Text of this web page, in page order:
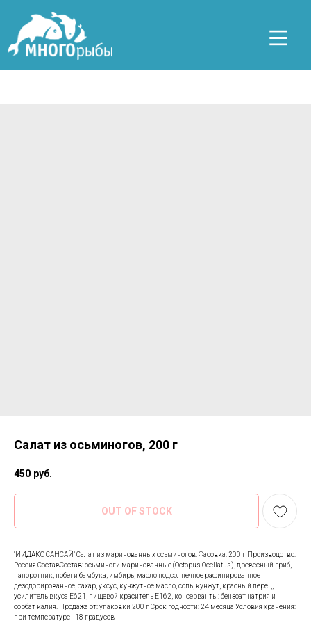
Салат из осьминогов, 200 г
450 руб.
OUT OF STOCK
"ИИДАКО САНСАЙ" Салат из маринованных осьминогов. Фасовка: 200 г Производство:
Россия СоставСостав: осьминоги маринованные (Octopus Ocellatus), древесный гриб,
папоротник, побеги бамбука, имбирь, масло подсолнечное рафинированное
дезодорированное, сахар, уксус, кунжутное масло, соль, кунжут, красный перец,
усилитель вкуса Е621, пищевой краситель Е162, консерванты: бензоат натрия и
сорбат калия. Продажа от: упаковки 200 г Срок годности: 24 месяца Условия хранения:
при температуре - 18 градусов